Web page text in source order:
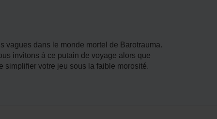
vagues dans le monde mortel de Barotrauma.
invitons à ce putain de voyage alors que
simplifier votre jeu sous la faible morosité.